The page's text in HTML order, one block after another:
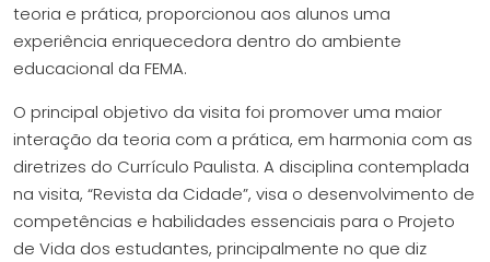
teoria e prática, proporcionou aos alunos uma
experiência enriquecedora dentro do ambiente
educacional da FEMA.
O principal objetivo da visita foi promover uma maior
interação da teoria com a prática, em harmonia com as
diretrizes do Currículo Paulista. A disciplina contemplada
na visita, “Revista da Cidade”, visa o desenvolvimento de
competências e habilidades essenciais para o Projeto
de Vida dos estudantes, principalmente no que diz